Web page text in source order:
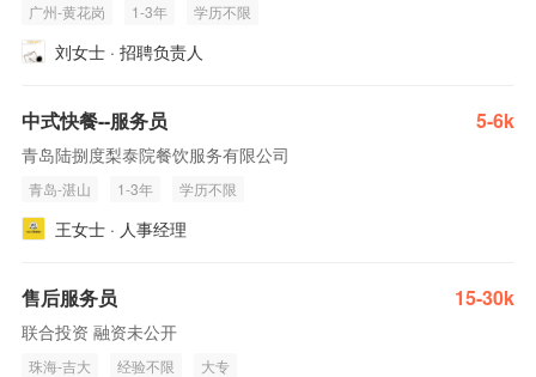
广州-黄花岗 1-3年 学历不限
刘女士 · 招聘负责人
中式快餐--服务员 5-6k
青岛陆捌度梨泰院餐饮服务有限公司
青岛-湛山 1-3年 学历不限
王女士 · 人事经理
售后服务员 15-30k
联合投资 融资未公开
珠海-吉大 经验不限 大专